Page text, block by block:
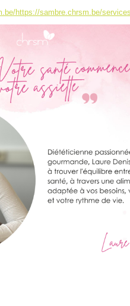
https://sambre.chrsm.be/